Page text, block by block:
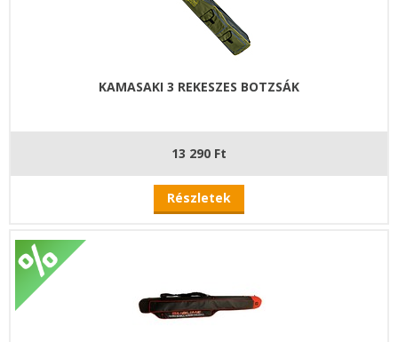
KAMASAKI 3 REKESZES BOTZSÁK
13 290 Ft
Részletek